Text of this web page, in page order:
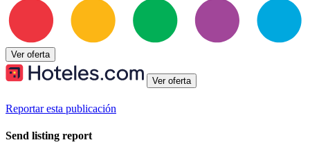
Ver oferta
Ver oferta
Reportar esta publicación
Send listing report